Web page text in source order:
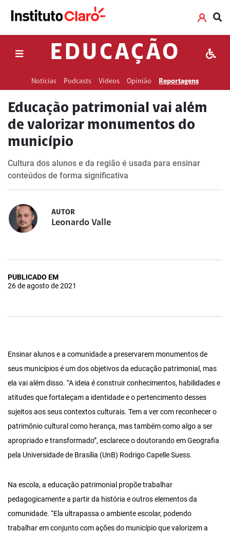
EDUCAÇÃO
Notícias Podcasts Vídeos Opinião Reportagens
Educação patrimonial vai além
de valorizar monumentos do
município
Cultura dos alunos e da região é usada para ensinar
conteúdos de forma significativa
AUTOR
Leonardo Valle
PUBLICADO EM
26 de agosto de 2021
Ensinar alunos e a comunidade a preservarem monumentos de
seus municípios é um dos objetivos da educação patrimonial, mas
ela vai além disso. “A ideia é construir conhecimentos, habilidades e
atitudes que fortaleçam a identidade e o pertencimento desses
sujeitos aos seus contextos culturais. Tem a ver com reconhecer o
patrimônio cultural como herança, mas também como algo a ser
apropriado e transformado”, esclarece o doutorando em Geografia
pela Universidade de Brasília (UnB) Rodrigo Capelle Suess.
Na escola, a educação patrimonial propõe trabalhar
pedagogicamente a partir da história e outros elementos da
comunidade. “Ela ultrapassa o ambiente escolar, podendo
trabalhar em conjunto com ações do município que valorizem a